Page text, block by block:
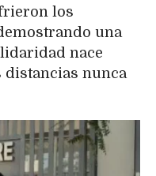
los
una
nace
distancias nunca